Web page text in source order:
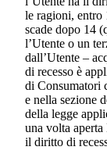
le ragioni, entro
scade dopo 14
l’Utente o un
dall’Utente –
di recesso è
di Consumatori
e nella sezione
della legge
una volta
il diritto di